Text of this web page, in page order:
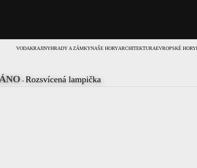
VODAKRAJINYHRADY A ZÁMKYNAŠE HORYARCHITEKTURAEVROPSKÉ HORY
- Rozsvícená lampička